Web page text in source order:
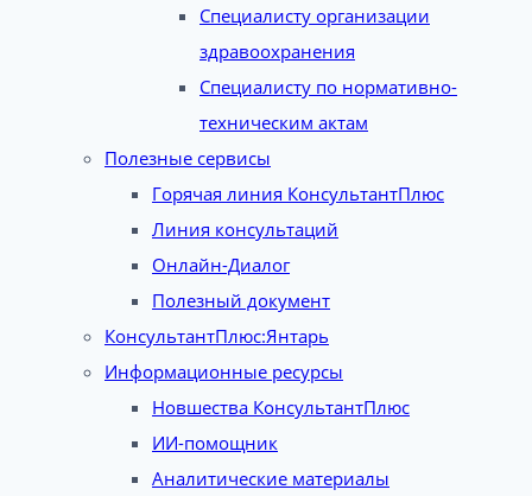
Специалисту организации
здравоохранения
Специалисту по нормативно-
техническим актам
Полезные сервисы
Горячая линия КонсультантПлюс
Линия консультаций
Онлайн-Диалог
Полезный документ
КонсультантПлюс:Янтарь
Информационные ресурсы
Новшества КонсультантПлюс
ИИ-помощник
Аналитические материалы